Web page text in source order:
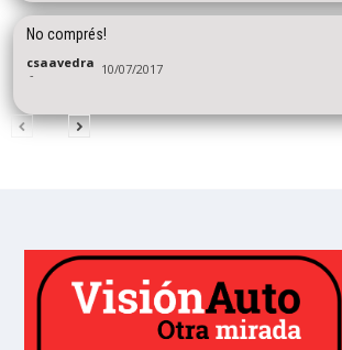
No comprés!
csaavedra
- 10/07/2017